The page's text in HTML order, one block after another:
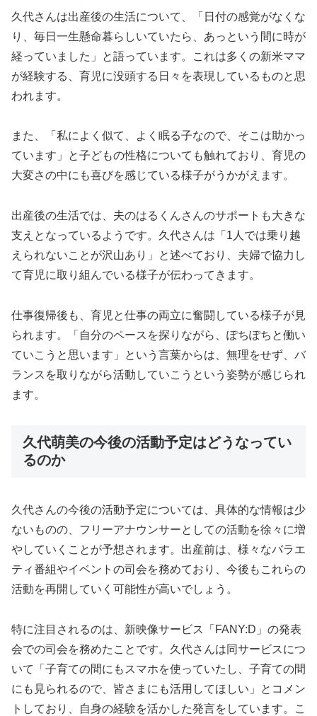
久代さんは出産後の生活について、「日付の感覚がなくな
り、毎日一生懸命暮らしいていたら、あっという間に時が
経っていました」と語っています。これは多くの新米ママ
が経験する、育児に没頭する日々を表現しているものと思
われます。
また、「私によく似て、よく眠る子なので、そこは助かっ
ています」と子どもの性格についても触れており、育児の
大変さの中にも喜びを感じている様子がうかがえます。
出産後の生活では、夫のはるくんさんのサポートも大きな
支えとなっているようです。久代さんは「1人では乗り越
えられないことが沢山あり」と述べており、夫婦で協力し
て育児に取り組んでいる様子が伝わってきます。
仕事復帰後も、育児と仕事の両立に奮闘している様子が見
られます。「自分のペースを探りながら、ぽちぽちと働い
ていこうと思います」という言葉からは、無理をせず、バ
ランスを取りながら活動していこうという姿勢が感じられ
ます。
久代萌美の今後の活動予定はどうなってい
るのか
久代さんの今後の活動予定については、具体的な情報は少
ないものの、フリーアナウンサーとしての活動を徐々に増
やしていくことが予想されます。出産前は、様々なバラエ
ティ番組やイベントの司会を務めており、今後もこれらの
活動を再開していく可能性が高いでしょう。
特に注目されるのは、新映像サービス「FANY:D」の発表
会での司会を務めたことです。久代さんは同サービスにつ
いて「子育ての間にもスマホを使っていたし、子育ての間
にも見られるので、皆さまにも活用してほしい」とコメン
トしており、自身の経験を活かした発言をしています。こ